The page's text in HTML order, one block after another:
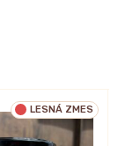
LESNÁ ZMES